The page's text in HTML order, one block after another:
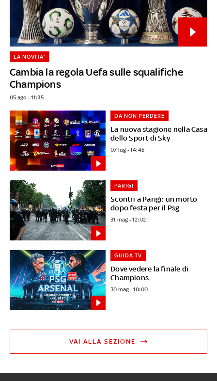
Cambia la regola Uefa sulle squalifiche
Champions
LA NOVITA'
05 ago - 11:35
La nuova stagione nella Casa
dello Sport di Sky
DA NON PERDERE
07 lug - 14:45
Scontri a Parigi: un morto
dopo festa per il Psg
PARIGI
31 mag - 12:02
Dove vedere la finale di
Champions
GUIDA TV
30 mag - 10:00
VAI ALLA SEZIONE